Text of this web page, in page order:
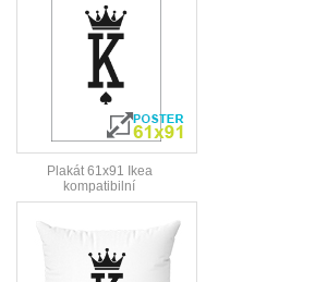
Plakát 61x91 Ikea
kompatibilní